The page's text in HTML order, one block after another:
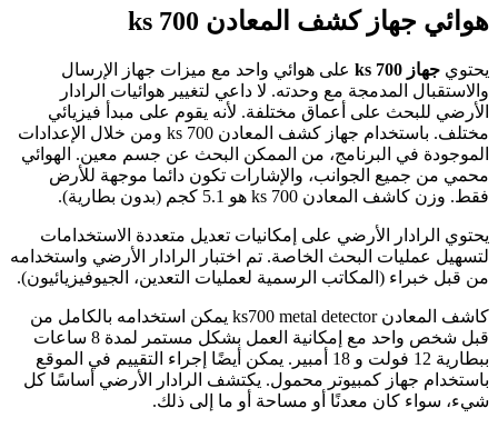
هوائي جهاز كشف المعادن ks 700
يحتوي جهاز ks 700
على هوائي واحد مع ميزات جهاز الإرسال
والاستقبال المدمجة مع وحدته. لا داعي لتغيير هوائيات الرادار
الأرضي للبحث على أعماق مختلفة. لأنه يقوم على مبدأ فيزيائي
مختلف. باستخدام جهاز كشف المعادن ks 700 ومن خلال الإعدادات
الموجودة في البرنامج، من الممكن البحث عن جسم معين. الهوائي
محمي من جميع الجوانب، والإشارات تكون دائما موجهة للأرض
فقط. وزن كاشف المعادن 700 ks هو 5.1 كجم (بدون بطارية).
يحتوي الرادار الأرضي على إمكانيات تعديل متعددة الاستخدامات
لتسهيل عمليات البحث الخاصة. تم اختبار الرادار الأرضي واستخدامه
من قبل خبراء (المكاتب الرسمية لعمليات التعدين، الجيوفيزيائيون).
كاشف المعادن ks700 metal detector يمكن استخدامه بالكامل من
قبل شخص واحد مع إمكانية العمل بشكل مستمر لمدة 8 ساعات
ببطارية 12 فولت و 18 أمبير. يمكن أيضًا إجراء التقييم في الموقع
باستخدام جهاز كمبيوتر محمول. يكتشف الرادار الأرضي أساسًا كل
شيء، سواء كان معدنًا أو مساحة أو ما إلى ذلك.